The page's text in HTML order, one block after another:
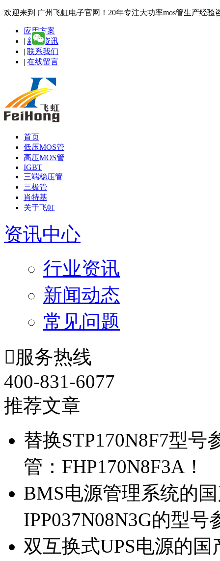
欢迎来到 广州飞虹电子官网！20年专注大功率mos管生产经验
应用方案
| 新闻资讯
| 联系我们
| 在线留言
首页
低压MOS管
高压MOS管
IGBT
三端稳压管
三极管
肖特基
关于飞虹
资讯中心
行业资讯
新闻动态
常见问题
服务热线
400-831-6077
推荐文章
替换STP170N8F7型
管：FHP170N8F3A！
BMS电源管理系统的
IPP037N08N3G的型号
双互换式UPS电源的